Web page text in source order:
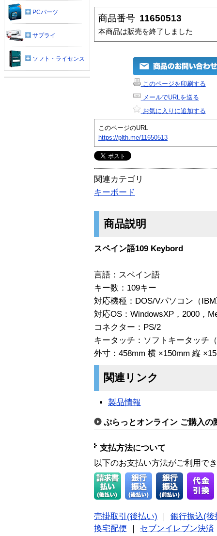
商品番号 11650513
本商品は販売を終了しました
このページを印刷する
メールでURLを送る
お気に入りに追加する
このページのURL
https://plth.me/11650513
関連カテゴリ
キーボード
商品説明
スペイン語109 Keybord
言語：スペイン語
キー数：109キー
対応機種：DOS/Vパソコン（
対応OS：WindowsXP，2000，
コネクター：PS/2
キータッチ：ソフトキータッチ
外寸：458mm 横 ×150mm 縦
関連リンク
製品情報
ぷらっとオンライン ご購入の
支払方法について
以下のお支払い方法がご利用で
売掛取引(後払い)
銀行振込(後
換宅配便
セブンイレブン決済
PCパーツ
サプライ
ソフト・ライセンス